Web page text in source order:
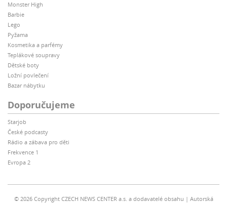
Monster High
Barbie
Lego
Pyžama
Kosmetika a parfémy
Teplákové soupravy
Dětské boty
Ložní povlečení
Bazar nábytku
Doporučujeme
Starjob
České podcasty
Rádio a zábava pro děti
Frekvence 1
Evropa 2
© 2026 Copyright CZECH NEWS CENTER a.s. a dodavatelé obsahu
Autorská